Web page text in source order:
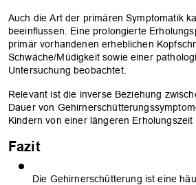
Auch die Art der primären Symptomatik
beeinflussen. Eine prolongierte
primär vorhandenen erheblichen
Schwäche/Müdigkeit sowie einer
Untersuchung beobachtet.
Relevant ist die inverse Beziehung
Dauer von
Kindern von einer längeren Erholungszeit
Fazit
Die Gehirnerschütterung ist eine